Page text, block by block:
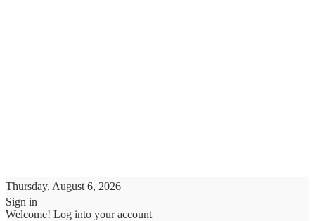
Thursday, August 6, 2026
Sign in
Welcome! Log into your account